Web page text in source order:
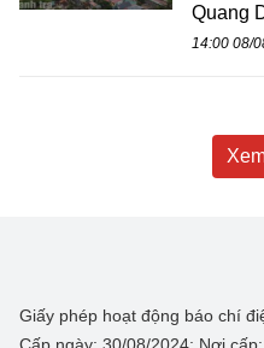
Quang
14:00 08/
Giấy phép hoạt động báo chí
Cấp ngày: 30/08/2024; Nơi